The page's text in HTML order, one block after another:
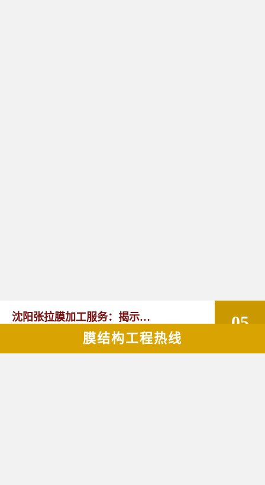
沈阳张拉膜加工服务：揭示张
拉膜加工的实用优势
沈阳张拉膜加工服务在张拉膜加工
领域具有明显的优势，能够为客户
05
膜结构工程热线